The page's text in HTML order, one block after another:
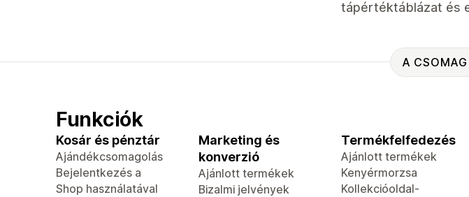
tápértéktáblázat és
A
Funkciók
Kosár és pénztár
Ajándékcsomagolás
Bejelentkezés a
Shop használatával
Marketing és
konverzió
Ajánlott termékek
Bizalmi jelvények
Termékfelfedezés
Ajánlott termékek
Kenyérmorzsa
Kollekcióoldal-